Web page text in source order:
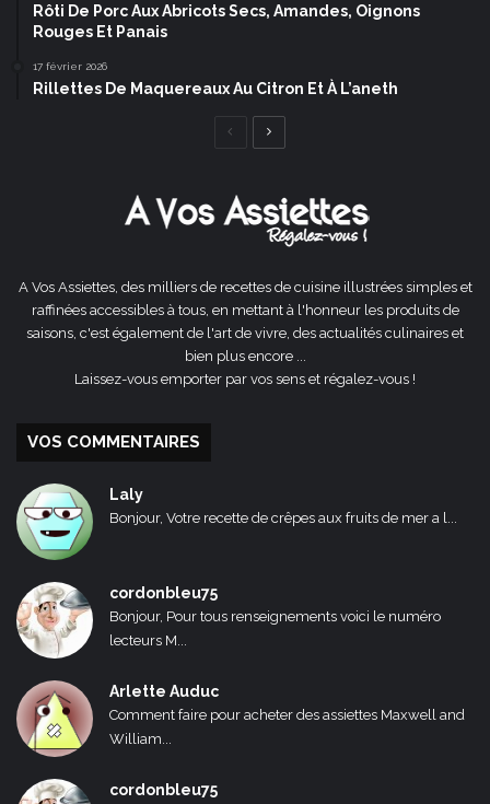
Rôti De Porc Aux Abricots Secs, Amandes, Oignons
Rouges Et Panais
17 février 2026
Rillettes De Maquereaux Au Citron Et À L’aneth
Page
A Vos Assiettes, des milliers de recettes de cuisine illustrées simples et
raffinées accessibles à tous, en mettant à l'honneur les produits de
saisons, c'est également de l'art de vivre, des actualités culinaires et
bien plus encore ...
Laissez-vous emporter par vos sens et régalez-vous !
VOS COMMENTAIRES
Laly
Bonjour, Votre recette de crêpes aux fruits de mer a l...
cordonbleu75
Bonjour, Pour tous renseignements voici le numéro
lecteurs M...
Arlette Auduc
Comment faire pour acheter des assiettes Maxwell and
William...
cordonbleu75